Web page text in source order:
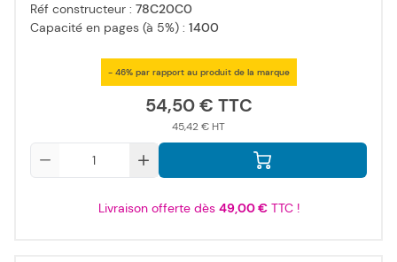
Réf constructeur : 78C20C0
Capacité en pages (à 5%) : 1400
- 46% par rapport au produit de la marque
54,50 €
45,42 €
Livraison offerte dès 49,00 €TTC !